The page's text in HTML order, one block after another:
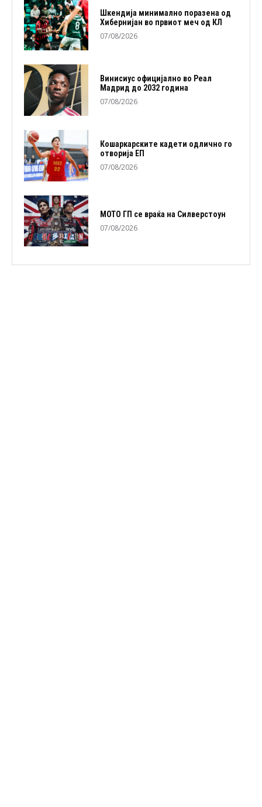
Шкендија минимално поразена од
Хибернијан во првиот меч од КЛ
07/08/2026
Винисиус официјално во Реал
Мадрид до 2032 година
07/08/2026
Кошаркарските кадети одлично го
отворија ЕП
07/08/2026
МОТО ГП се враќа на Силверстоун
07/08/2026